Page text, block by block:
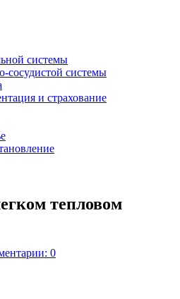
системы
сосудистой системы
и страхование
тепловом
0